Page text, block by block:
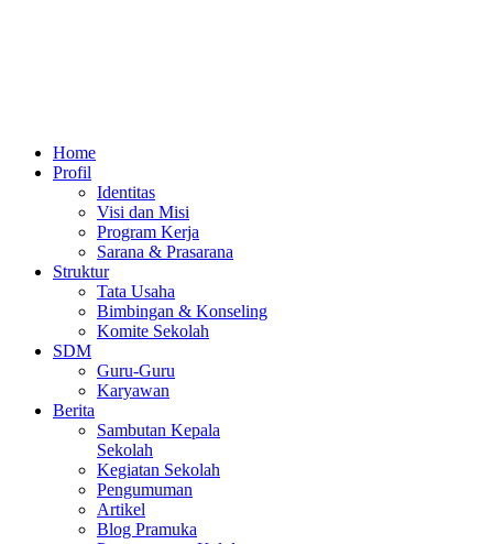
Home
Profil
Identitas
Visi dan Misi
Program Kerja
Sarana & Prasarana
Struktur
Tata Usaha
Bimbingan & Konseling
Komite Sekolah
SDM
Guru-Guru
Karyawan
Berita
Sambutan Kepala
Sekolah
Kegiatan Sekolah
Pengumuman
Artikel
Blog Pramuka